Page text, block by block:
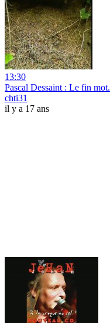
13:30
Pascal Dessaint : Le fin mot.
chti31
il y a 17 ans